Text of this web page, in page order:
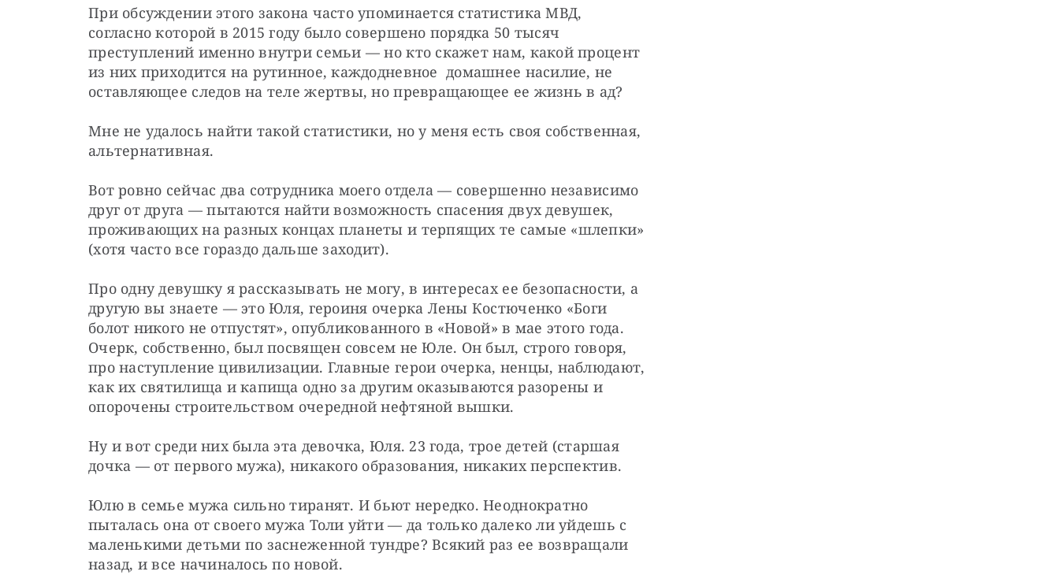
При обсуждении этого закона часто упоминается статистика МВД,
согласно которой в 2015 году было совершено порядка 50 тысяч
преступлений именно внутри семьи — но кто скажет нам, какой процент
из них приходится на рутинное, каждодневное  домашнее насилие, не
оставляющее следов на теле жертвы, но превращающее ее жизнь в ад?
Мне не удалось найти такой статистики, но у меня есть своя собственная,
альтернативная.
Вот ровно сейчас два сотрудника моего отдела — совершенно независимо
друг от друга — пытаются найти возможность спасения двух девушек,
проживающих на разных концах планеты и терпящих те самые «шлепки»
(хотя часто все гораздо дальше заходит).
Про одну девушку я рассказывать не могу, в интересах ее безопасности, а
другую вы знаете — это Юля, героиня очерка Лены Костюченко «Боги
болот никого не отпустят», опубликованного в «Новой» в мае этого года.
Очерк, собственно, был посвящен совсем не Юле. Он был, строго говоря,
про наступление цивилизации. Главные герои очерка, ненцы, наблюдают,
как их святилища и капища одно за другим оказываются разорены и
опорочены строительством очередной нефтяной вышки.
Ну и вот среди них была эта девочка, Юля. 23 года, трое детей (старшая
дочка — от первого мужа), никакого образования, никаких перспектив.
Юлю в семье мужа сильно тиранят. И бьют нередко. Неоднократно
пыталась она от своего мужа Толи уйти — да только далеко ли уйдешь с
маленькими детьми по заснеженной тундре? Всякий раз ее возвращали
назад, и все начиналось по новой.